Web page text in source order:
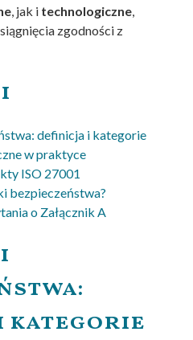
, jak i technologiczne,
zgodności z
definicja i kategorie
w praktyce
ISO 27001
bezpieczeństwa?
o Załącznik A
kategorie